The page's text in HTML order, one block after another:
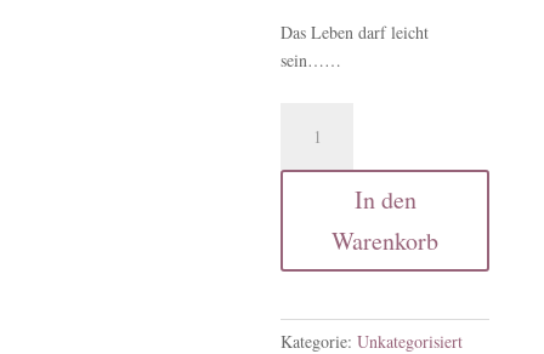
Das Leben darf leicht
sein……
Minuten
nur
Menge
In den
Warenkorb
Kategorie:Unkategorisiert